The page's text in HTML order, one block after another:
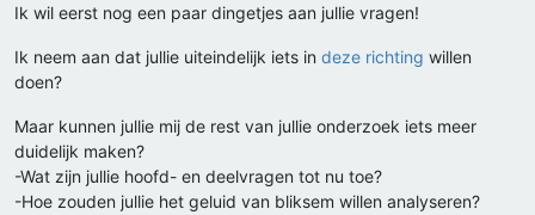
Ik wil eerst nog een paar dingetjes aan jullie vragen!
Ik neem aan dat jullie uiteindelijk iets in deze richting willen
doen?
Maar kunnen jullie mij de rest van jullie onderzoek iets meer
duidelijk maken?
-Wat zijn jullie hoofd- en deelvragen tot nu toe?
-Hoe zouden jullie het geluid van bliksem willen analyseren?